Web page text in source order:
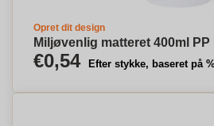
Opret dit design
Miljøvenlig matteret 400ml PP
€0,54 Efter stykke, baseret på